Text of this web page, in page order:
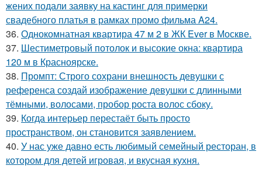
жених подали заявку на кастинг для примерки
свадебного платья в рамках промо фильма A24.
36. Однокомнатная квартира 47 м 2 в ЖК Ever в Москве.
37. Шестиметровый потолок и высокие окна: квартира
120 м в Красноярске.
38. Промпт: Строго сохрани внешность девушки с
референса создай изображение девушки с длинными
тёмными, волосами, пробор роста волос сбоку.
39. Когда интерьер перестаёт быть просто
пространством, он становится заявлением.
40. У нас уже давно есть любимый семейный ресторан, в
котором для детей игровая, и вкусная кухня.